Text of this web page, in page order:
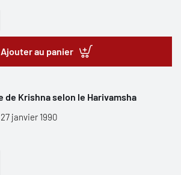
Ajouter au panier
de Krishna selon le Harivamsha
janvier 1990